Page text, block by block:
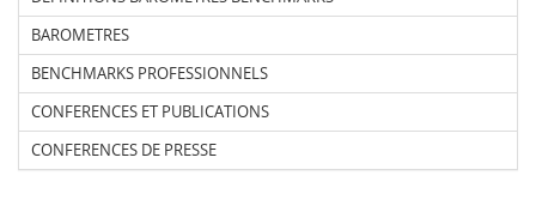
BAROMETRES
BENCHMARKS PROFESSIONNELS
CONFERENCES ET PUBLICATIONS
CONFERENCES DE PRESSE